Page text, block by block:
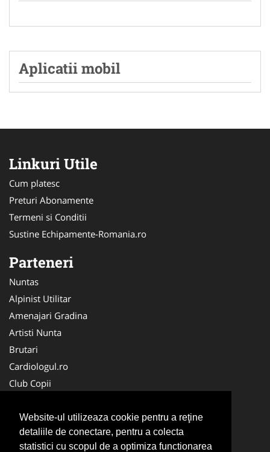
Website-ul utilizeaza cookie pentru a reţine
detaliile de conectare, pentru a colecta
statistici cu scopul de a optimiza functionarea
Aplicatii mobil
Linkuri Utile
Cum platesc
Preturi Abonamente
Termeni si Conditii
Sustine Echipamente-Romania.ro
Parteneri
Nuntas
Alpinist Utilitar
Amenajari Gradina
Artisti Nunta
Brutari
Cardiologul.ro
Club Copii
Ambalaje Romania
Cabinet-Individual.ro